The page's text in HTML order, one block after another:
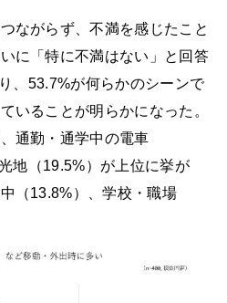
ながらず、不満を感じたこと
に「特に不満はない」と回答
、53.7%が何らかのシーンで
いることが明らかになった。
通勤・通学中の電車
地（19.5%）が上位に挙が
（13.8%）、学校・職場